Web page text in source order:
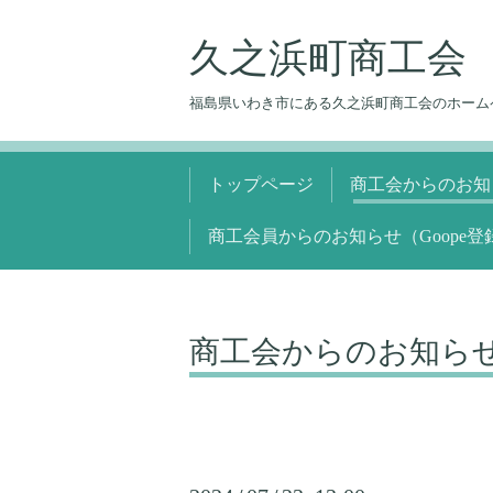
久之浜町商工会
福島県いわき市にある久之浜町商工会のホー
トップページ 商工会からのお
商工会員からのお知らせ（Goope登
商工会からのお知ら